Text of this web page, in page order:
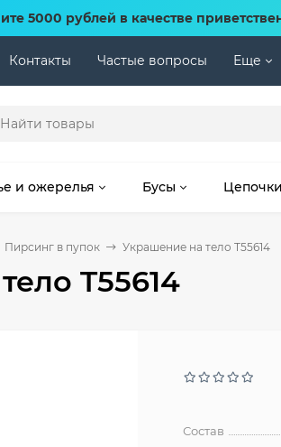
5000 рублей в качестве
Контакты Частые вопросы Еще
и ожерелья Бусы Цепочки
Пирсинг в пупок Украшение на тело T55614
T55614
Состав